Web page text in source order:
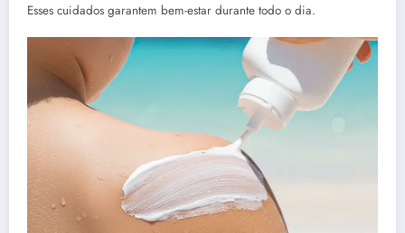
Esses cuidados garantem bem-estar durante todo o dia.